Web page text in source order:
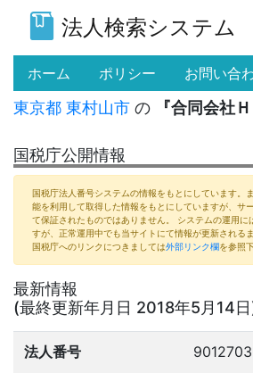
法人検索システム
ホーム (current)
ポリシー お問い合
東京都 東村山市 の 『合同会社
国税庁公開情報
国税庁法人番号システムの情報をもとにしています。
能を利用して取得した情報をもとにしていますが、サ
て保証されたものではありません。 システムの運用に
すが、正常運用中でも当サイトにて情報が更新される
国税庁へのリンクにつきましては外部リンク欄を参照
最新情報
(最終更新年月日 2018年5月14
法人番号